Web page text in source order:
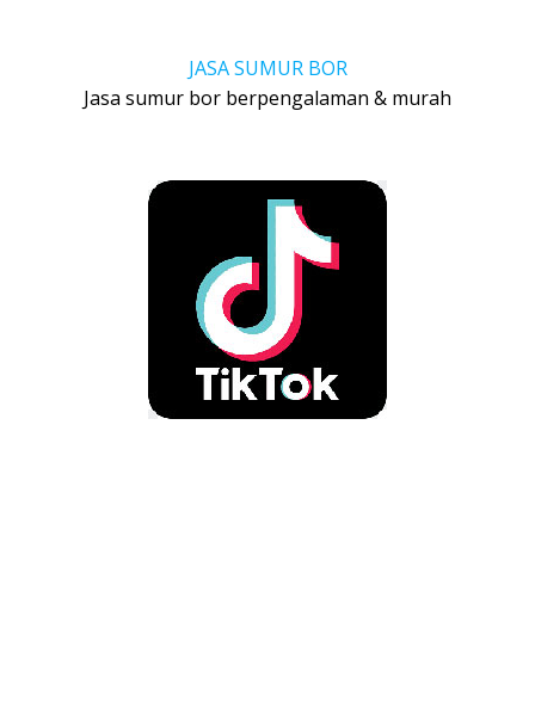
JASA SUMUR BOR
Jasa sumur bor berpengalaman & murah